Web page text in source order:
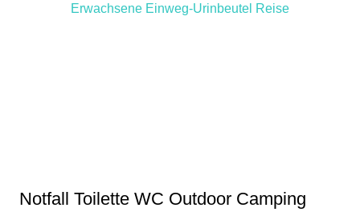
Notfall Toilette WC Outdoor Camping